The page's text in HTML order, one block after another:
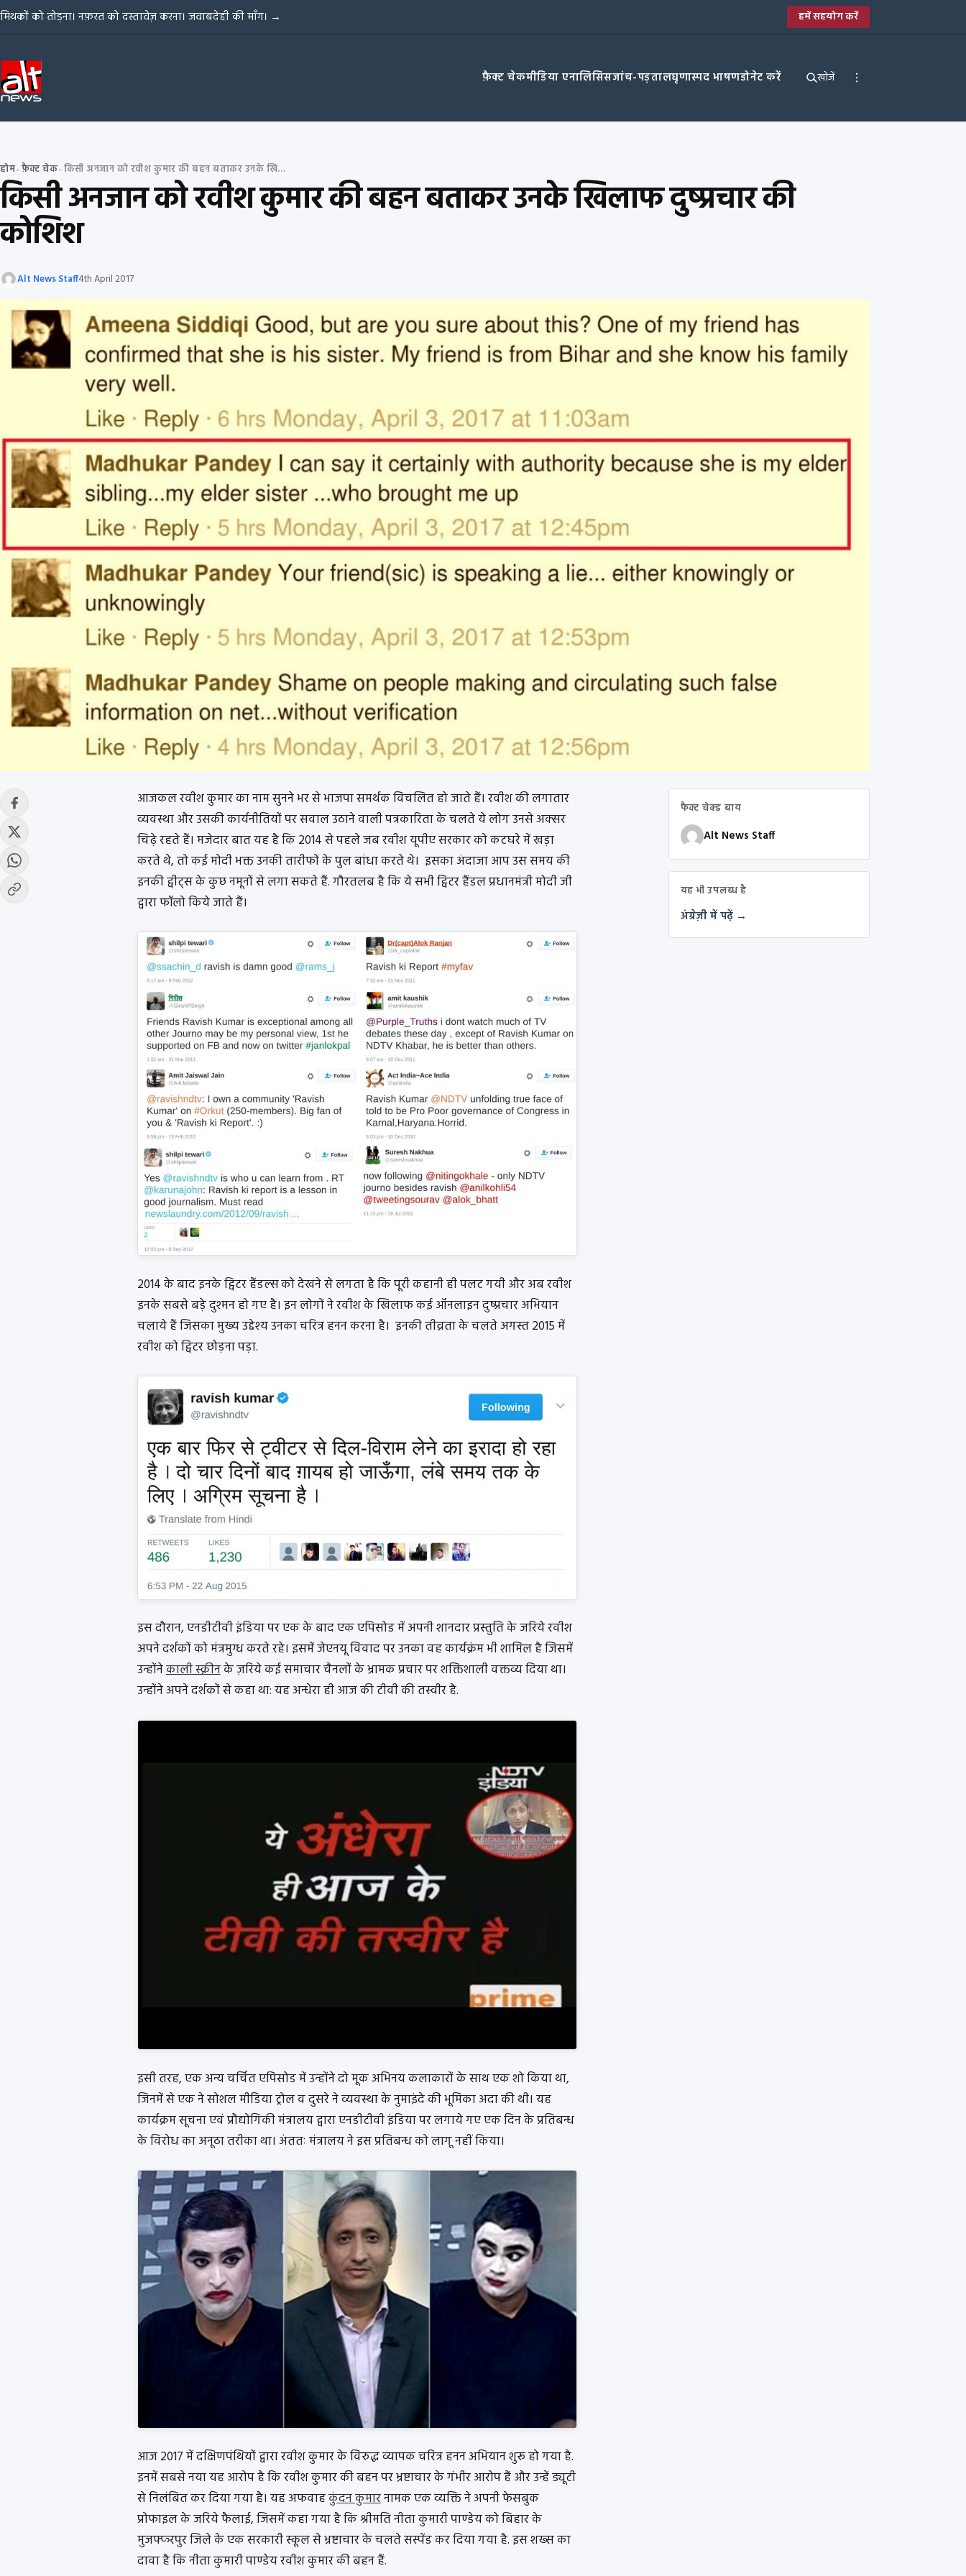
Skip to content
मिथकों को तोड़ना। नफ़रत को दस्तावेज़ करना। जवाबदेही की माँग। → हमें सहयोग करें
फ़ैक्ट चेकमीडिया एनालिसिसजांच-पड़तालघृणास्पद भाषणडोनेट करें खोजें
होम› फ़ैक्ट चेक› किसी अनजान को रवीश कुमार की बहन बताकर उनके खिलाफ दुष्प्रचार की कोशिश
किसी अनजान को रवीश कुमार की बहन बताकर उनके खिलाफ दुष्प्रचार की
कोशिश
Alt News Staff4th April 2017
आजकल रवीश कुमार का नाम सुनने भर से भाजपा समर्थक विचलित हो जाते हैं। रवीश की लगातार
व्यवस्था और उसकी कार्यनीतियों पर सवाल उठाने वाली पत्रकारिता के चलते ये लोग उनसे अक्सर
चिढ़े रहते हैं। मजेदार बात यह है कि 2014 से पहले जब रवीश यूपीए सरकार को कटघरे में खड़ा
करते थे, तो कई मोदी भक्त उनकी तारीफों के पुल बांधा करते थे। इसका अंदाजा आप उस समय की
इनकी ट्वीट्स के कुछ नमूनों से लगा सकते हैं. गौरतलब है कि ये सभी ट्विटर हैंडल प्रधानमंत्री मोदी जी
द्वारा फॉलो किये जाते हैं।
2014 के बाद इनके ट्विटर हैंडल्स को देखने से लगता है कि पूरी कहानी ही पलट गयी और अब रवीश
इनके सबसे बड़े दुश्मन हो गए है। इन लोगों ने रवीश के खिलाफ कई ऑनलाइन दुष्प्रचार अभियान
चलाये हैं जिसका मुख्य उद्देश्य उनका चरित्र हनन करना है। इनकी तीव्रता के चलते अगस्त 2015 में
रवीश को ट्विटर छोड़ना पड़ा.
इस दौरान, एनडीटीवी इंडिया पर एक के बाद एक एपिसोड में अपनी शानदार प्रस्तुति के जरिये रवीश
अपने दर्शकों को मंत्रमुग्ध करते रहे। इसमें जेएनयू विवाद पर उनका वह कार्यक्रंम भी शामिल है जिसमें
उन्होंनेकाली स्क्रीनके ज़रिये कई समाचार चैनलों के भ्रामक प्रचार पर शक्तिशाली वक्तव्य दिया था।
उन्होंने अपने दर्शकों से कहा था: यह अन्धेरा ही आज की टीवी की तस्वीर है.
इसी तरह, एक अन्य चर्चित एपिसोड में उन्होंने दो मूक अभिनय कलाकारों के साथ एक शो किया था,
जिनमें से एक ने सोशल मीडिया ट्रोल व दुसरे ने व्यवस्था के नुमाइंदे की भूमिका अदा की थी। यह
कार्यक्रम सूचना एवं प्रौद्योगिकी मंत्रालय द्वारा एनडीटीवी इंडिया पर लगाये गए एक दिन के प्रतिबन्ध
के विरोध का अनूठा तरीका था। अंततः मंत्रालय ने इस प्रतिबन्ध को लागू नहीं किया।
आज 2017 में दक्षिणपंथियों द्वारा रवीश कुमार के विरुद्ध व्यापक चरित्र हनन अभियान शुरू हो गया है.
इनमें सबसे नया यह आरोप है कि रवीश कुमार की बहन पर भ्रष्टाचार के गंभीर आरोप हैं और उन्हें ड्यूटी
से निलंबित कर दिया गया है। यह अफवाहकुंदन कुमारनामक एक व्यक्ति ने अपनी फेसबुक
प्रोफाइल के जरिये फैलाई, जिसमें कहा गया है कि श्रीमति नीता कुमारी पाण्डेय को बिहार के
मुजफ्फरपुर जिले के एक सरकारी स्कूल से भ्रष्टाचार के चलते सस्पेंड कर दिया गया है. इस शख्स का
दावा है कि नीता कुमारी पाण्डेय रवीश कुमार की बहन हैं.
फैक्ट चेक्ड बाय
Alt News Staff
यह भी उपलब्ध है
अंग्रेज़ी में पढ़ें →